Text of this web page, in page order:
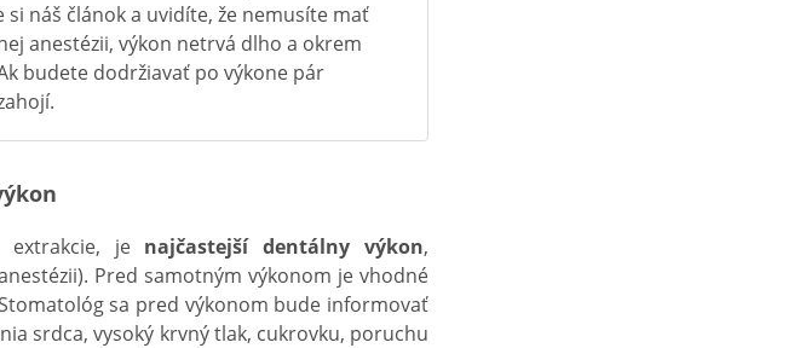
náš článok a uvidíte, že nemusíte mať
anestézii, výkon netrvá dlho a okrem
budete dodržiavať po výkone pár
je najčastejší dentálny výkon,
Pred samotným výkonom je vhodné
sa pred výkonom bude informovať
srdca, vysoký krvný tlak, cukrovku, poruchu